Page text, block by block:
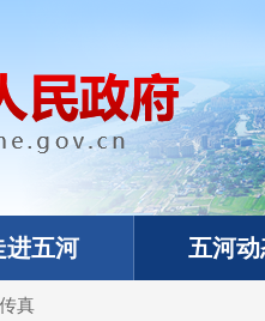
进五河 五河
真